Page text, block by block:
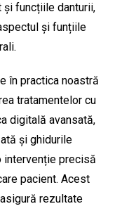
funcțiile danturii,
și funțiile
în practica noastră
tratamentelor cu
digitală avansată,
și ghidurile
intervenție precisă
pacient. Acest
rezultate